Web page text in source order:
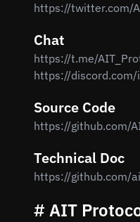
https://twitter.com/
Chat
https://t.me/
Source Code
https://github.com/
Technical Doc
# AIT